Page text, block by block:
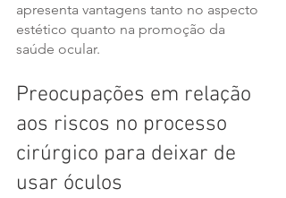
apresenta vantagens tanto no aspecto
estético quanto na promoção da
saúde ocular.
Preocupações em relação
aos riscos no processo
cirúrgico para deixar de
usar óculos